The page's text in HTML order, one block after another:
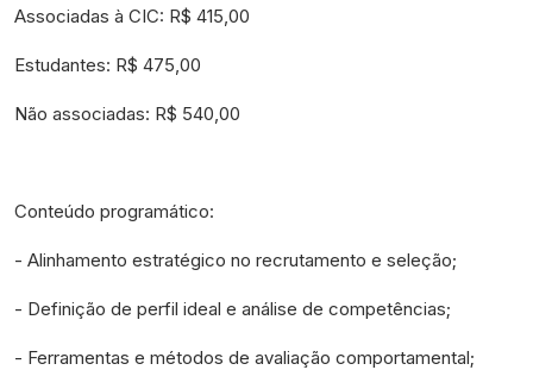
Associadas à CIC: R$ 415,00
Estudantes: R$ 475,00
Não associadas: R$ 540,00
Conteúdo programático:
- Alinhamento estratégico no recrutamento e seleção;
- Definição de perfil ideal e análise de competências;
- Ferramentas e métodos de avaliação comportamental;